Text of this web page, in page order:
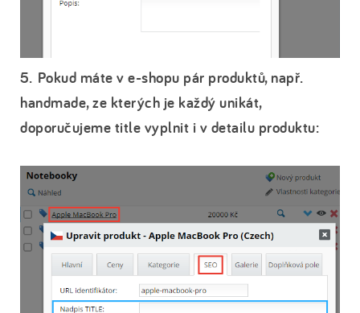
5. Pokud máte v e-shopu pár produktů, např.
handmade, ze kterých je každý unikát,
doporučujeme title vyplnit i v detailu produktu: